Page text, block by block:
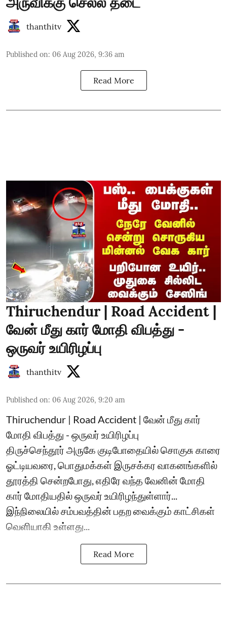
thanthitv
Published on: 06 Aug 2026, 9:36 am
Read More
Thiruchendur | Road Accident |
வேன் மீது கார் மோதி விபத்து -
ஒருவர் உயிரிழப்பு
thanthitv
Published on: 06 Aug 2026, 9:20 am
Thiruchendur | Road Accident | வேன் மீது கார்
மோதி விபத்து - ஒருவர் உயிரிழப்பு
திருச்செந்தூர் அருகே குடிபோதையில் சொகுசு காரை
ஓட்டியவரை, பொதுமக்கள் இருசக்கர வாகனங்களில்
தூரத்தி சென்றபோது, எதிரே வந்த வேனின் மோதி
கார் மோதியதில் ஒருவர் உயிரிழந்துள்ளார்...
இந்நிலையில் சம்பவத்தின் பதற வைக்கும் காட்சிகள்
வெளியாகி உள்ளது...
Read More